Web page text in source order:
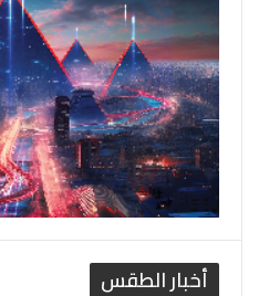
أخبار الطقس